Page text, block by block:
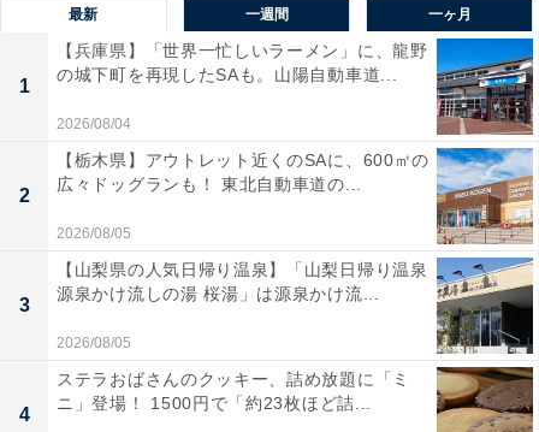
最新 一週間 一ヶ月
1
【兵庫県】「世界一忙しいラーメン」に、龍野
の城下町を再現したSAも。山陽自動車道...
2026/08/04
2
【栃木県】アウトレット近くのSAに、600㎡の
広々ドッグランも！ 東北自動車道の...
2026/08/05
3
【山梨県の人気日帰り温泉】「山梨日帰り温泉
源泉かけ流しの湯 桜湯」は源泉かけ流...
2026/08/05
4
ステラおばさんのクッキー、詰め放題に「ミ
ニ」登場！ 1500円で「約23枚ほど詰...